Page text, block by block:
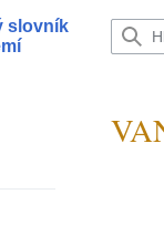
slovník